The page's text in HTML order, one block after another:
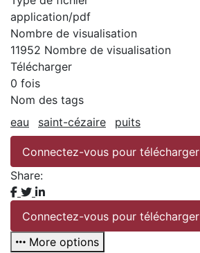
application/pdf
Nombre de visualisation
11952 Nombre de visualisation
Télécharger
0 fois
Nom des tags
eau
saint-cézaire puits
Connectez-vous pour télécharger
Share:
Connectez-vous pour télécharger
More options